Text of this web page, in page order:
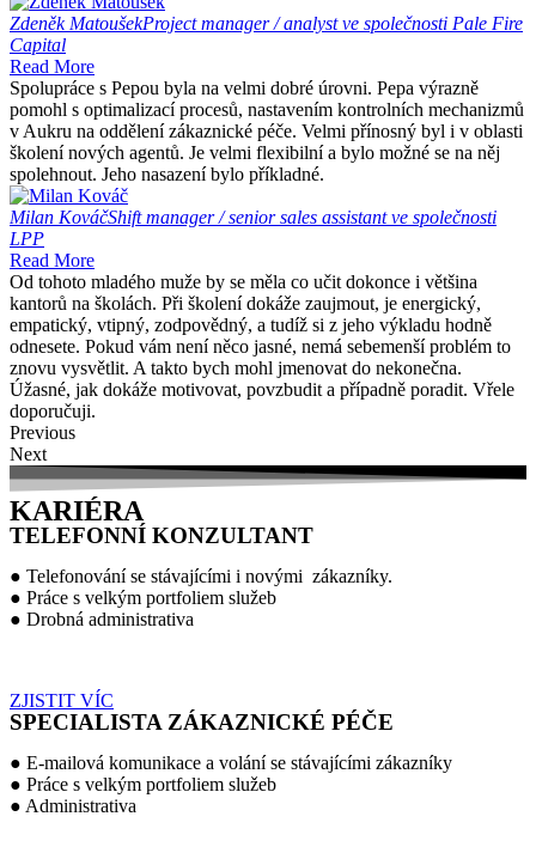
Zdeněk MatoušekProject manager / analyst ve společnosti Pale Fire
Capital
Read More
Spolupráce s Pepou byla na velmi dobré úrovni. Pepa výrazně
pomohl s optimalizací procesů, nastavením kontrolních mechanizmů
v Aukru na oddělení zákaznické péče. Velmi přínosný byl i v oblasti
školení nových agentů. Je velmi flexibilní a bylo možné se na něj
spolehnout. Jeho nasazení bylo příkladné.
Milan KováčShift manager / senior sales assistant ve společnosti
LPP
Read More
Od tohoto mladého muže by se měla co učit dokonce i většina
kantorů na školách. Při školení dokáže zaujmout, je energický,
empatický, vtipný, zodpovědný, a tudíž si z jeho výkladu hodně
odnesete. Pokud vám není něco jasné, nemá sebemenší problém to
znovu vysvětlit. A takto bych mohl jmenovat do nekonečna.
Úžasné, jak dokáže motivovat, povzbudit a případně poradit. Vřele
doporučuji.
Previous
Next
KARIÉRA
TELEFONNÍ KONZULTANT
● Telefonováníse stávajícími i novými zákazníky.
● Práce s velkým portfoliem služeb
● Drobná administrativa
ZJISTIT VÍC
SPECIALISTA ZÁKAZNICKÉ PÉČE
● E-mailová komunikace a volání se stávajícími zákazníky
● Práce s velkým portfoliem služeb
● Administrativa